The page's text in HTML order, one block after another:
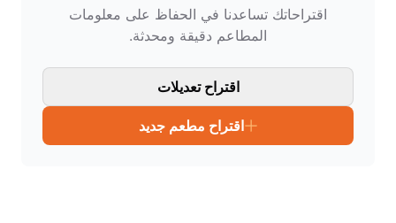
اقتراحاتك تساعدنا في الحفاظ على معلومات
المطاعم دقيقة ومحدثة.
اقتراح تعديلات
اقتراح مطعم جديد